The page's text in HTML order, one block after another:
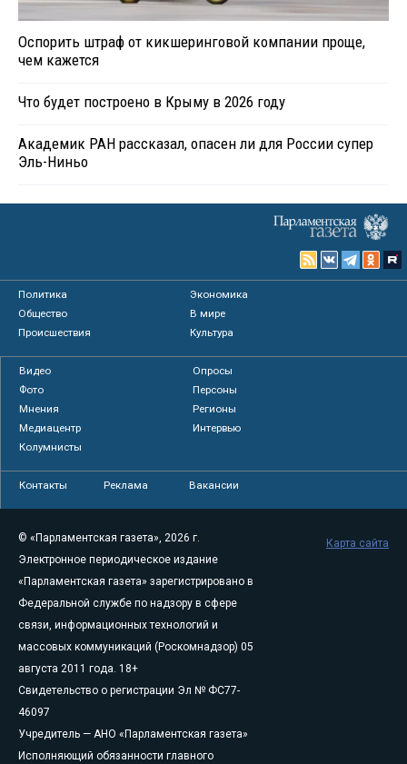
Оспорить штраф от кикшеринговой компании проще,
чем кажется
Что будет построено в Крыму в 2026 году
Академик РАН рассказал, опасен ли для России супер
Эль-Ниньо
Политика
Экономика
Общество
В мире
Происшествия
Культура
Видео
Опросы
Фото
Персоны
Мнения
Регионы
Медиацентр
Интервью
Колумнисты
Контакты Реклама Вакансии
© «Парламентская газета», 2026 г.
Электронное периодическое издание
«Парламентская газета» зарегистрировано в
Федеральной службе по надзору в сфере
связи, информационных технологий и
массовых коммуникаций (Роскомнадзор) 05
августа 2011 года. 18+
Свидетельство о регистрации Эл № ФС77-
46097
Учредитель — АНО «Парламентская газета»
Исполняющий обязанности главного
Карта сайта